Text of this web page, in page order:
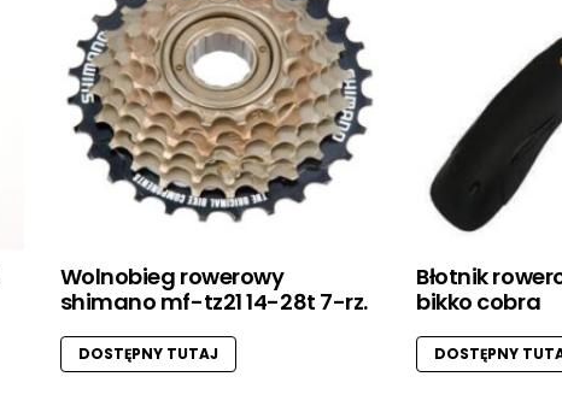
Wolnobieg rowerowy
shimano mf-tz21 14-28t 7-rz.
DOSTĘPNY TUTAJ
Błotnik
bikko cobra
DOSTĘPNY